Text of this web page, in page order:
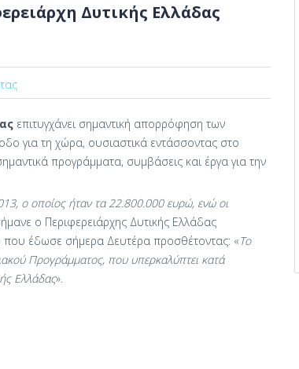
Δυτικής Ελλάδας
επιτυγχάνει σημαντική απορρόφηση των
για τη χώρα, ουσιαστικά εντάσσοντας στο
προγράμματα, συμβάσεις και έργα για την
ο οποίος ήταν τα 22.800.000 ευρώ, ενώ οι
ο Περιφερειάρχης Δυτικής Ελλάδας
που έδωσε σήμερα Δευτέρα προσθέτοντας: «Το
Προγράμματος, που υπερκαλύπτει κατά
Ελλάδας».